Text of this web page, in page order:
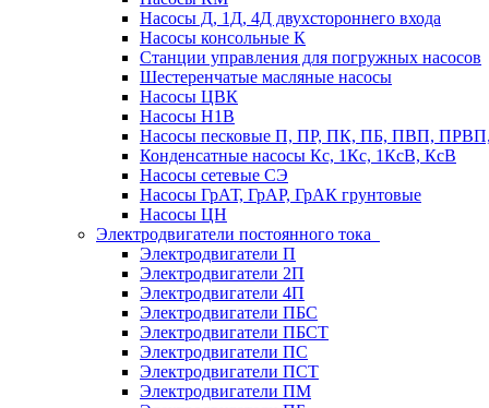
Насосы Д, 1Д, 4Д двухстороннего входа
Насосы консольные К
Станции управления для погружных насосов
Шестеренчатые масляные насосы
Насосы ЦВК
Насосы Н1В
Насосы песковые П, ПР, ПК, ПБ, ПВП,
Конденсатные насосы Кс, 1Кс, 1КсВ, КсВ
Насосы сетевые СЭ
Насосы ГрАТ, ГрАР, ГрАК грунтовые
Насосы ЦН
Электродвигатели постоянного тока
Электродвигатели П
Электродвигатели 2П
Электродвигатели 4П
Электродвигатели ПБС
Электродвигатели ПБСТ
Электродвигатели ПС
Электродвигатели ПСТ
Электродвигатели ПМ